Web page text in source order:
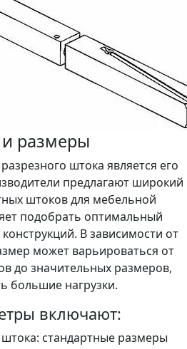
и размеры
штока является его
предлагают широкий
штоков для мебельной
подобрать оптимальный
В зависимости от
может варьироваться от
до значительных размеров,
большие нагрузки.
включают:
стандартные размеры